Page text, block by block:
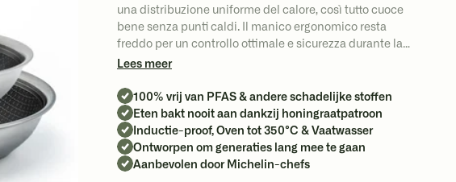
una distribuzione uniforme del calore, così tutto cuoce
bene senza punti caldi. Il manico ergonomico resta
freddo per un controllo ottimale e sicurezza durante la
cottura. Adatte a tutti i piani cottura, compresa
lavastoviglie, per una comodità extra sia nella cottura
che nella pulizia.
Lees meer
100% vrij van PFAS & andere schadelijke stoffen
Eten bakt nooit aan dankzij honingraatpatroon
Inductie-proof, Oven tot 350°C & Vaatwasser
Ontworpen om generaties lang mee te gaan
Aanbevolen door Michelin-chefs